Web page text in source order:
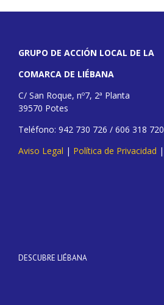
GRUPO DE ACCIÓN LOCAL DE LA
COMARCA DE LIÉBANA
C/ San Roque, nº7, 2ª Planta
39570 Potes
Teléfono: 942 730 726 / 606 318 720
Aviso Legal | Política de Privacidad |
DESCUBRE LIÉBANA